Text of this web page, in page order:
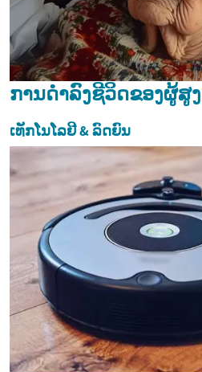
ການດໍາລົງຊີວິດຂອງຜູ້ສູ
ເທັກໂນໂລຢີ & ລົດຍົນ